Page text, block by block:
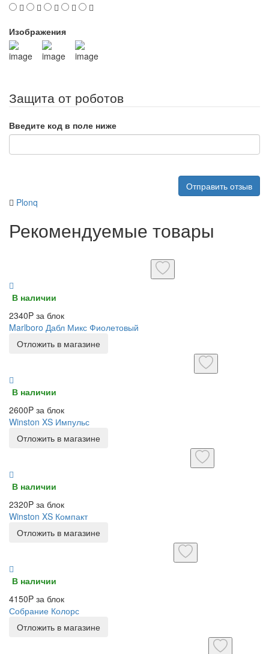
Изображения
Защита от роботов
Введите код в поле ниже
Отправить отзыв
Plonq
Рекомендуемые товары
В наличии
2340P за блок
Marlboro Дабл Микс Фиолетовый
Отложить в магазине
В наличии
2600P за блок
Winston XS Импульс
Отложить в магазине
В наличии
2320P за блок
Winston XS Компакт
Отложить в магазине
В наличии
4150P за блок
Собрание Колорс
Отложить в магазине